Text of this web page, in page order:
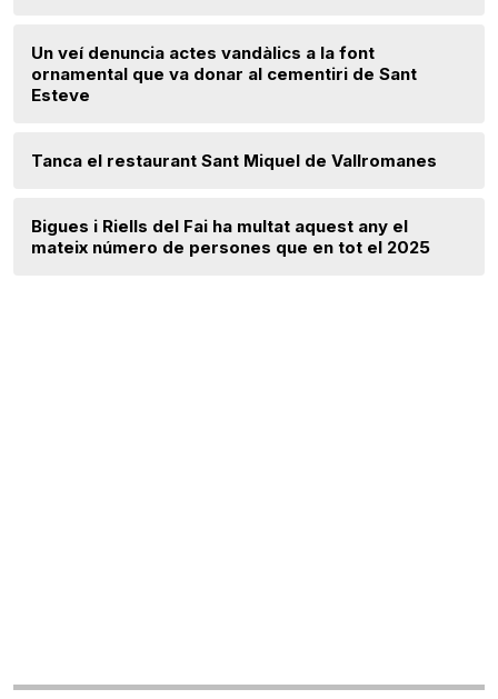
Un veí denuncia actes vandàlics a la font
ornamental que va donar al cementiri de Sant
Esteve
Tanca el restaurant Sant Miquel de Vallromanes
Bigues i Riells del Fai ha multat aquest any el
mateix número de persones que en tot el 2025